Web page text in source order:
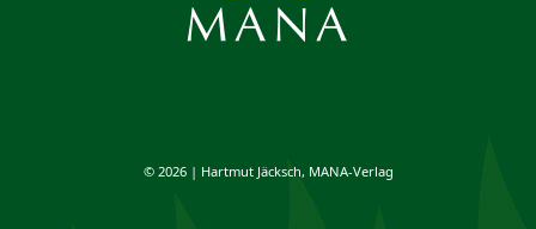
© 2026 | Hartmut Jäcksch, MANA-Verlag